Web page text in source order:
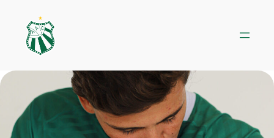
conteúdo